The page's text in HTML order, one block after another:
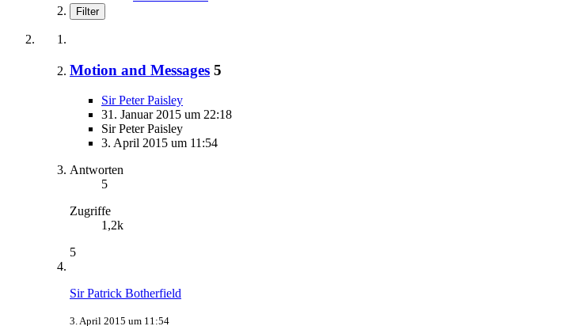
Filter
Motion and Messages 5
Sir Peter Paisley
31. Januar 2015 um 22:18
Sir Peter Paisley
3. April 2015 um 11:54
Antworten
5
Zugriffe
1,2k
5
Sir Patrick Botherfield
3. April 2015 um 11:54